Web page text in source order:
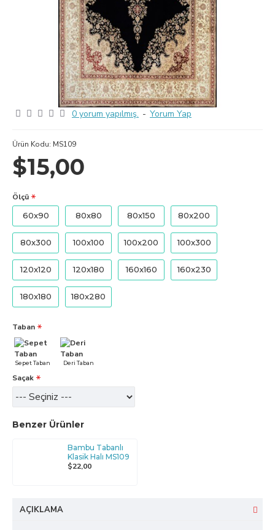
0 yorum yapılmış. - Yorum Yap
$15,00
Ürün Kodu: MS109
Ölçü
60x90
80x80 80x150 80x200
80x300 100x100 100x200 100x300
120x120 120x180 160x160 160x230
180x180 180x280
Taban
Sepet Taban Deri Taban
Saçak
Benzer Ürünler
Bambu Tabanlı
Klasik Halı MS109
$22,00
AÇIKLAMA